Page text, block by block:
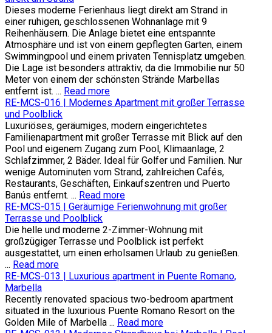
Dieses moderne Ferienhaus liegt direkt am Strand in
einer ruhigen, geschlossenen Wohnanlage mit 9
Reihenhäusern. Die Anlage bietet eine entspannte
Atmosphäre und ist von einem gepflegten Garten, einem
Swimmingpool und einem privaten Tennisplatz umgeben.
Die Lage ist besonders attraktiv, da die Immobilie nur 50
Meter von einem der schönsten Strände Marbellas
entfernt ist. ... Read more
RE-MCS-016 | Modernes Apartment mit großer Terrasse
und Poolblick
Luxuriöses, geräumiges, modern eingerichtetes
Familienapartment mit großer Terrasse mit Blick auf den
Pool und eigenem Zugang zum Pool, Klimaanlage, 2
Schlafzimmer, 2 Bäder. Ideal für Golfer und Familien. Nur
wenige Autominuten vom Strand, zahlreichen Cafés,
Restaurants, Geschäften, Einkaufszentren und Puerto
Banús entfernt. ... Read more
RE-MCS-015 | Geräumige Ferienwohnung mit großer
Terrasse und Poolblick
Die helle und moderne 2-Zimmer-Wohnung mit
großzügiger Terrasse und Poolblick ist perfekt
ausgestattet, um einen erholsamen Urlaub zu genießen.
... Read more
RE-MCS-013 | Luxurious apartment in Puente Romano,
Marbella
Recently renovated spacious two-bedroom apartment
situated in the luxurious Puente Romano Resort on the
Golden Mile of Marbella ... Read more